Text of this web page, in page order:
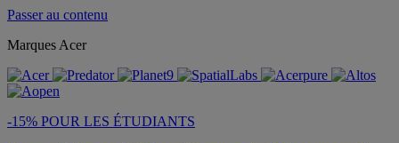
Passer au contenu
Marques Acer
-15% POUR LES ÉTUDIANTS